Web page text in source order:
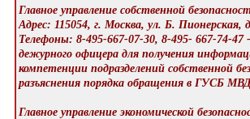
Главное управление собственной
Адрес: 115054, г. Москва, ул. Б. Пионерская,
Телефоны: 8-495-667-07-30, 8-495- 667-74-47
дежурного офицера для получения
компетенции подразделений собственной
разъяснения порядка обращения в ГУСБ
Главное управление экономической